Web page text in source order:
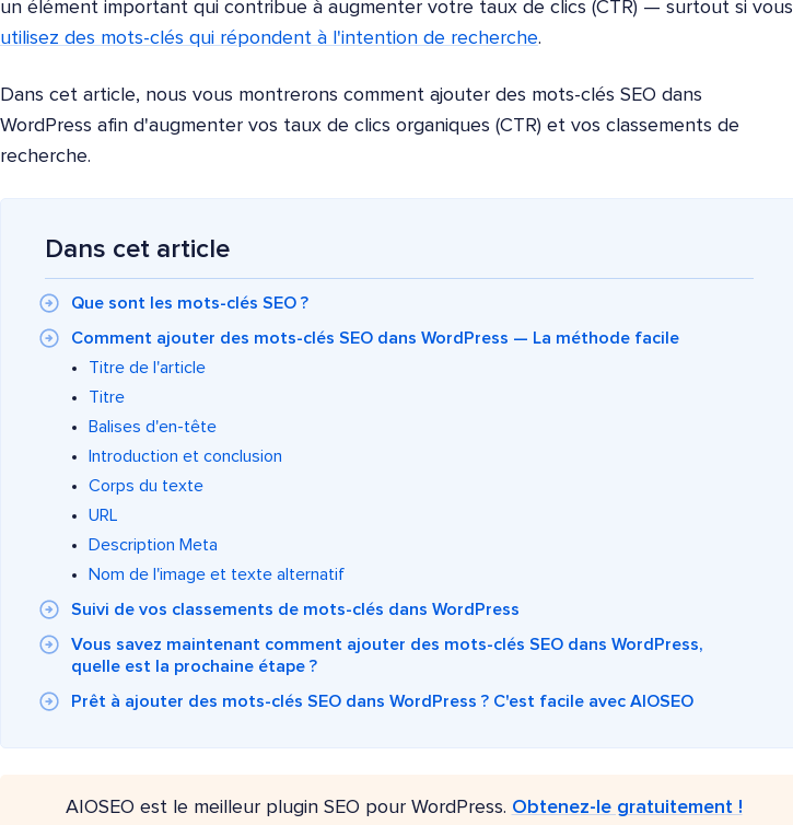
un élément important qui contribue à augmenter votre taux de clics (CTR) — surtout si vous
utilisez des mots-clés qui répondent à l'intention de recherche.
Dans cet article, nous vous montrerons comment ajouter des mots-clés SEO dans
WordPress afin d'augmenter vos taux de clics organiques (CTR) et vos classements de
recherche.
Dans cet article
Que sont les mots-clés SEO ?
Comment ajouter des mots-clés SEO dans WordPress — La méthode facile
Titre de l'article
Titre
Balises d'en-tête
Introduction et conclusion
Corps du texte
URL
Description Meta
Nom de l'image et texte alternatif
Suivi de vos classements de mots-clés dans WordPress
Vous savez maintenant comment ajouter des mots-clés SEO dans WordPress,
quelle est la prochaine étape ?
Prêt à ajouter des mots-clés SEO dans WordPress ? C'est facile avec AIOSEO
AIOSEO est le meilleur plugin SEO pour WordPress. Obtenez-le gratuitement !